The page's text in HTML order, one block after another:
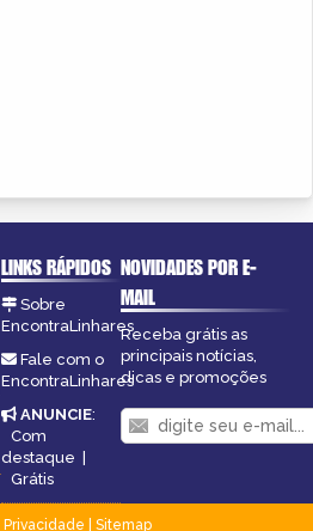
LINKS RÁPIDOS
Sobre
EncontraLinhares
Fale com o
EncontraLinhares
ANUNCIE:
Com
destaque |
Grátis
NOVIDADES POR E-
MAIL
Receba grátis as
principais notícias,
dicas e promoções
Privacidade
Sitemap